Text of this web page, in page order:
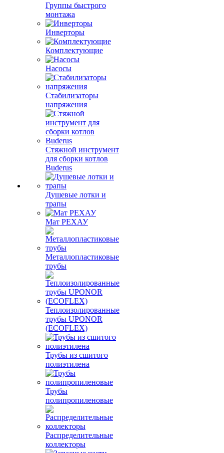
Группы быстрого
монтажа
Инверторы
Комплектующие
Насосы
Стабилизаторы
напряжения
Стяжной инструмент
для сборки котлов
Buderus
Душевые лотки и
трапы
Мат РЕХАУ
Металлопластиковые
трубы
Теплоизолированные
трубы UPONOR
(ECOFLEX)
Трубы из сшитого
полиэтилена
Трубы
полипропиленовые
Распределительные
коллекторы